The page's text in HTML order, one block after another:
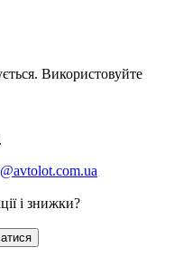
Використовуйте
і знижки?